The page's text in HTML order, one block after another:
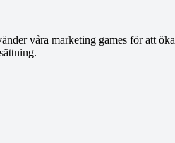
våra marketing games för att